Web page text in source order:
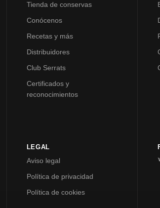
Tienda de conservas
Conócenos
Recetas y más
Distribuidores
Club Serrats
Certificados y
reconocimientos
LEGAL
Aviso legal
Política de privacidad
Política de cookies